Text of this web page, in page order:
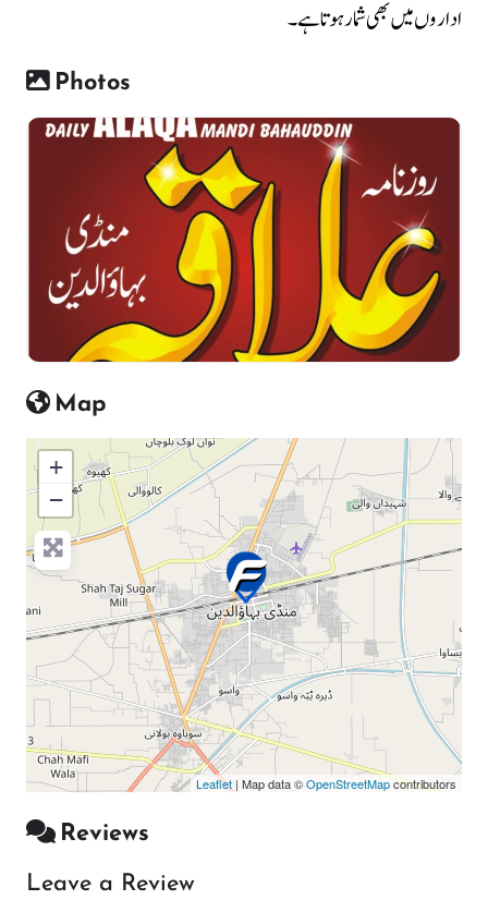
اداروں میں بھی شمار ہوتا ہے۔
Photos
Map
+
−
Press Enter key to search
Leaflet | Map data ©OpenStreetMapcontributors
Reviews
Leave a Review